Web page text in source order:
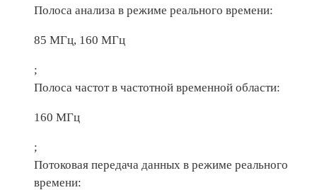
Полоса анализа в режиме реального времени:
85 МГц, 160 МГц
;
Полоса частот в частотной временной области:
160 МГц
;
Потоковая передача данных в режиме реального
времени: